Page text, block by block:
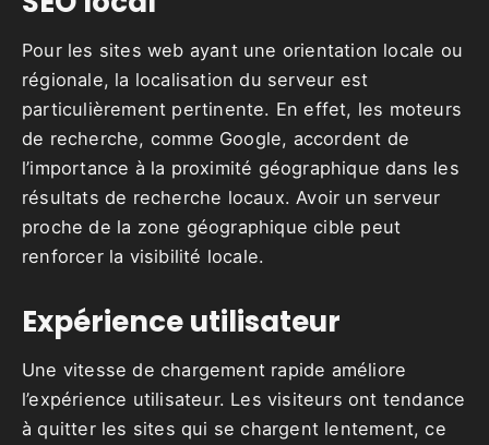
Pour les sites web ayant une orientation locale ou
régionale, la localisation du serveur est
particulièrement pertinente. En effet, les moteurs
de recherche, comme Google, accordent de
l’importance à la proximité géographique dans les
résultats de recherche locaux. Avoir un serveur
proche de la zone géographique cible peut
renforcer la visibilité locale.
Expérience utilisateur
Une vitesse de chargement rapide améliore
l’expérience utilisateur. Les visiteurs ont tendance
à quitter les sites qui se chargent lentement, ce